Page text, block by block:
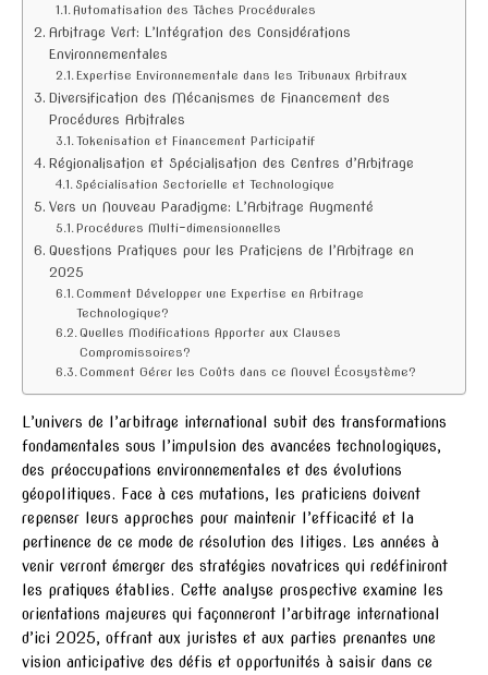
Automatisation des Tâches Procédurales
Arbitrage Vert: L’Intégration des Considérations
Environnementales
Expertise Environnementale dans les Tribunaux Arbitraux
Diversification des Mécanismes de Financement des
Procédures Arbitrales
Tokenisation et Financement Participatif
Régionalisation et Spécialisation des Centres d’Arbitrage
Spécialisation Sectorielle et Technologique
Vers un Nouveau Paradigme: L’Arbitrage Augmenté
Procédures Multi-dimensionnelles
Questions Pratiques pour les Praticiens de l’Arbitrage en
2025
Comment Développer une Expertise en Arbitrage
Technologique?
Quelles Modifications Apporter aux Clauses
Compromissoires?
Comment Gérer les Coûts dans ce Nouvel Écosystème?
L’univers de l’arbitrage international subit des transformations
fondamentales sous l’impulsion des avancées technologiques,
des préoccupations environnementales et des évolutions
géopolitiques. Face à ces mutations, les praticiens doivent
repenser leurs approches pour maintenir l’efficacité et la
pertinence de ce mode de résolution des litiges. Les années à
venir verront émerger des stratégies novatrices qui redéfiniront
les pratiques établies. Cette analyse prospective examine les
orientations majeures qui façonneront l’arbitrage international
d’ici 2025, offrant aux juristes et aux parties prenantes une
vision anticipative des défis et opportunités à saisir dans ce